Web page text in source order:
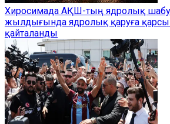
Хиросимада АҚШ-тың ядролық
жылдығында ядролық қаруға қарсы
қайталанды